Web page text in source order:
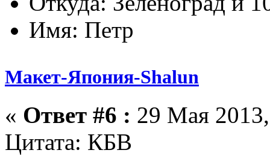
Имя: Петр
Макет-Япония-Shalun
« Ответ #6 : 29 Мая
Цитата: КБВ